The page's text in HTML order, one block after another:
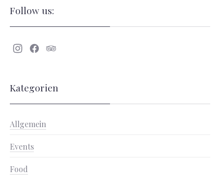
Follow us:
NeuesNeuesNeues
Kategorien
Allgemein
Events
Food